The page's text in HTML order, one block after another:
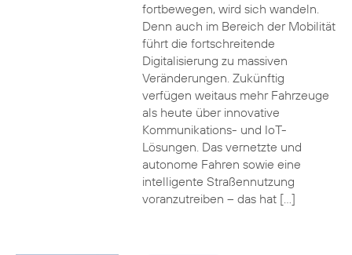
fortbewegen, wird sich wandeln.
Denn auch im Bereich der Mobilität
führt die fortschreitende
Digitalisierung zu massiven
Veränderungen. Zukünftig
verfügen weitaus mehr Fahrzeuge
als heute über innovative
Kommunikations- und IoT-
Lösungen. Das vernetzte und
autonome Fahren sowie eine
intelligente Straßennutzung
voranzutreiben – das hat […]